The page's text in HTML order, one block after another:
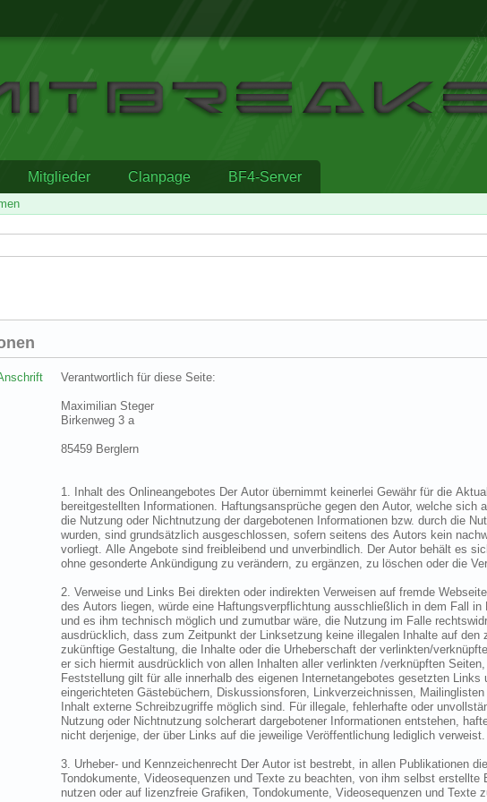
Mitglieder Clanpage BF4-Server
Verantwortlich für diese Seite:
Maximilian Steger
Birkenweg 3 a
85459 Berglern
1. Inhalt des Onlineangebotes Der Autor übernimmt keinerlei Gewähr für die
bereitgestellten Informationen. Haftungsansprüche gegen den Autor, welche
die Nutzung oder Nichtnutzung der dargebotenen Informationen bzw. durch die
wurden, sind grundsätzlich ausgeschlossen, sofern seitens des Autors kein
vorliegt. Alle Angebote sind freibleibend und unverbindlich. Der Autor behält es
ohne gesonderte Ankündigung zu verändern, zu ergänzen, zu löschen oder die
2. Verweise und Links Bei direkten oder indirekten Verweisen auf fremde
des Autors liegen, würde eine Haftungsverpflichtung ausschließlich in dem Fall
und es ihm technisch möglich und zumutbar wäre, die Nutzung im Falle
ausdrücklich, dass zum Zeitpunkt der Linksetzung keine illegalen Inhalte auf
zukünftige Gestaltung, die Inhalte oder die Urheberschaft der verlinkten/
er sich hiermit ausdrücklich von allen Inhalten aller verlinkten /verknüpften
Feststellung gilt für alle innerhalb des eigenen Internetangebotes gesetzten
eingerichteten Gästebüchern, Diskussionsforen, Linkverzeichnissen,
Inhalt externe Schreibzugriffe möglich sind. Für illegale, fehlerhafte oder
Nutzung oder Nichtnutzung solcherart dargebotener Informationen entstehen,
nicht derjenige, der über Links auf die jeweilige Veröffentlichung lediglich verweist.
3. Urheber- und Kennzeichenrecht Der Autor ist bestrebt, in allen Publikationen
Tondokumente, Videosequenzen und Texte zu beachten, von ihm selbst
nutzen oder auf lizenzfreie Grafiken, Tondokumente, Videosequenzen und Texte